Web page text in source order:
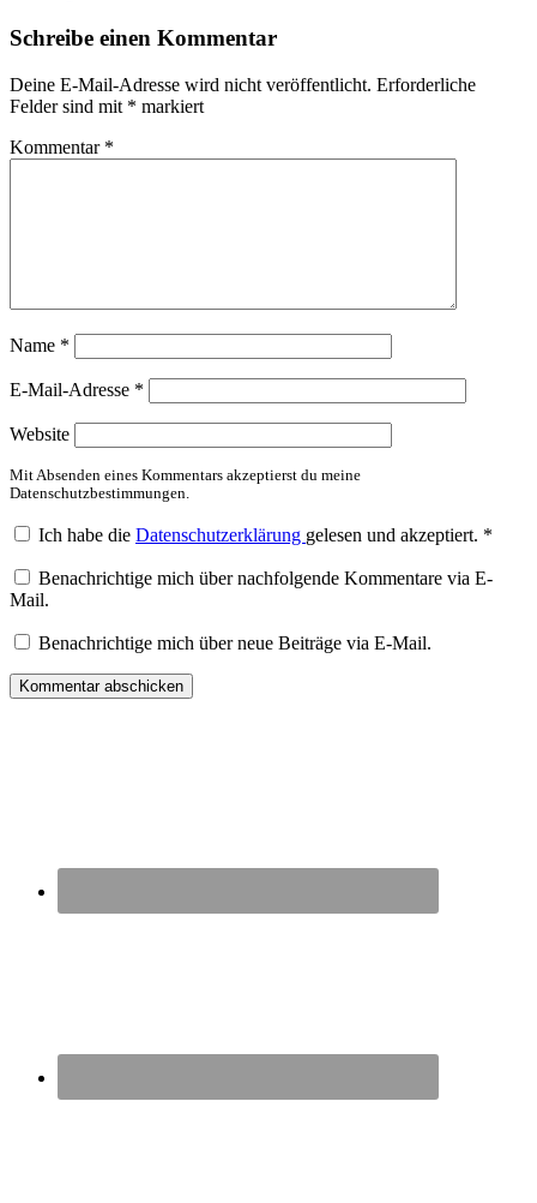
Schreibe einen Kommentar
Deine E-Mail-Adresse wird nicht veröffentlicht. Erforderliche
Felder sind mit * markiert
Kommentar *
Name *
E-Mail-Adresse *
Website
Mit Absenden eines Kommentars akzeptierst du meine
Datenschutzbestimmungen.
Ich habe die Datenschutzerklärung gelesen und akzeptiert. *
Benachrichtige mich über nachfolgende Kommentare via E-
Mail.
Benachrichtige mich über neue Beiträge via E-Mail.